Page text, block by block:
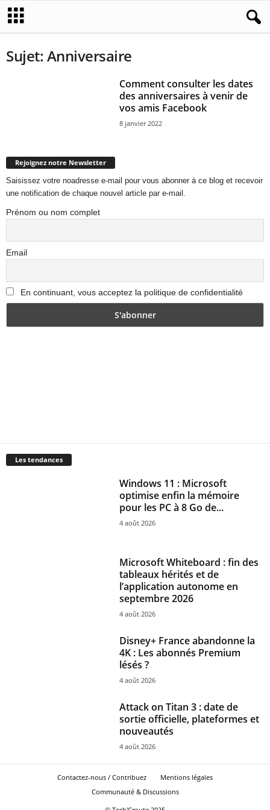
Sujet: Anniversaire
Comment consulter les dates
des anniversaires à venir de
vos amis Facebook
8 janvier 2022
Rejoignez notre Newsletter
Saisissez votre noadresse e-mail pour vous abonner à ce blog et recevoir
une notification de chaque nouvel article par e-mail.
Prénom ou nom complet
Email
En continuant, vous acceptez la politique de confidentialité
Les tendances
Windows 11 : Microsoft
optimise enfin la mémoire
pour les PC à 8 Go de...
4 août 2026
Microsoft Whiteboard : fin des
tableaux hérités et de
l’application autonome en
septembre 2026
4 août 2026
Disney+ France abandonne la
4K : Les abonnés Premium
lésés ?
4 août 2026
Attack on Titan 3 : date de
sortie officielle, plateformes et
nouveautés
4 août 2026
Contactez-nous / Contribuez
Mentions légales
Communauté & Discussions